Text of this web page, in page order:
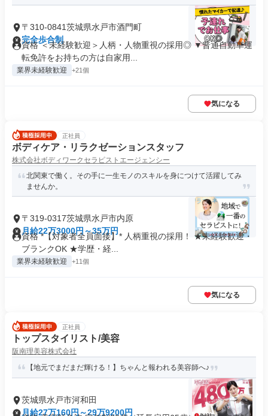
〒310-0841茨城県水戸市酒門町
完全歩合制
資格 ＜未経験歓迎＞人柄・人物重視の採用◎ ▼普通自動車運
転免許をお持ちの方は自家用...
業界未経験歓迎 +21個
気になる
正社員
ボディケア・リラクゼーションスタッフ
株式会社ボディワークセラピストエージェンシー
北関東で働く。その手に一生モノのスキルを身につけて活躍してみ
ませんか。
〒319-0317茨城県水戸市内原
月給22万3000円～35万円
資格 *【対象者全員面接】* 人柄重視の採用！ ★未経験歓迎・
ブランクOK ★学歴・経...
業界未経験歓迎 +11個
気になる
正社員
トップスタイリスト/美容
阪南理美容株式会社
【地元でまだまだ輝ける！】ちゃんと報われる美容師へ♪
茨城県水戸市河和田
月給27万160円～29万9200円